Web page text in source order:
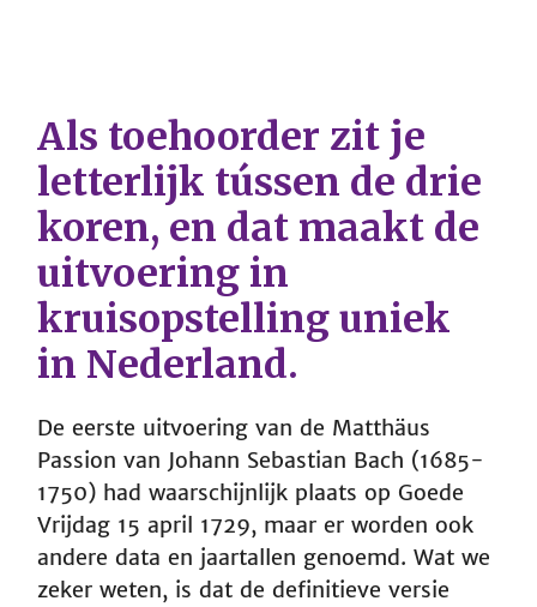
Als toehoorder zit je
letterlijk tússen de drie
koren, en dat maakt de
uitvoering in
kruisopstelling uniek
in Nederland.
De eerste uitvoering van de Matthäus
Passion van Johann Sebastian Bach (1685-
1750) had waarschijnlijk plaats op Goede
Vrijdag 15 april 1729, maar er worden ook
andere data en jaartallen genoemd. Wat we
zeker weten, is dat de definitieve versie